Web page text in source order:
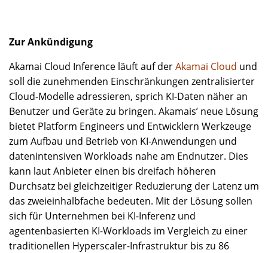
Zur Ankündigung
Akamai Cloud Inference läuft auf derAkamai Cloud und
soll die zunehmenden Einschränkungen zentralisierter
Cloud-Modelle adressieren, sprich KI-Daten näher an
Benutzer und Geräte zu bringen. Akamais’ neue Lösung
bietet Platform Engineers und Entwicklern Werkzeuge
zum Aufbau und Betrieb von KI-Anwendungen und
datenintensiven Workloads nahe am Endnutzer. Dies
kann laut Anbieter einen bis dreifach höheren
Durchsatz bei gleichzeitiger Reduzierung der Latenz um
das zweieinhalbfache bedeuten. Mit der Lösung sollen
sich für Unternehmen bei KI-Inferenz und
agentenbasierten KI-Workloads im Vergleich zu einer
traditionellen Hyperscaler-Infrastruktur bis zu 86